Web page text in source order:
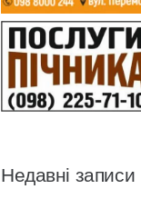
Недавні записи